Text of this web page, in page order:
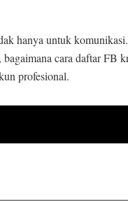
hanya untuk
cara daftar FB
profesional.